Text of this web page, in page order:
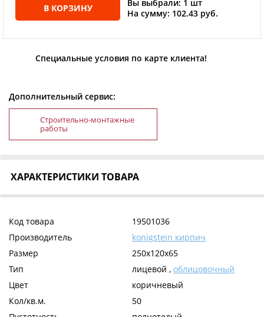
В КОРЗИНУ
Вы выбрали: 1 шт
На сумму: 102.43 руб.
Специальные условия по карте клиента!
Дополнительный сервис:
Строительно-монтажные
работы
ХАРАКТЕРИСТИКИ ТОВАРА
Код товара
19501036
Производитель
konigstein кирпич
Размер
250х120х65
Тип
лицевой , облицовочный
Цвет
коричневый
Кол/кв.м.
50